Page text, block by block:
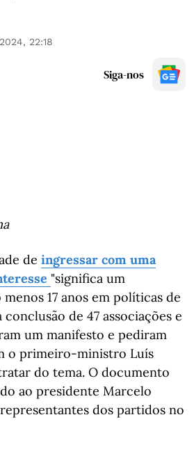
22:18
Siga-nos
de ingressar com uma
"significa um
17 anos em políticas de
conclusão de 47 associações e
um manifesto e pediram
o primeiro-ministro Luís
do tema. O documento
ao presidente Marcelo
dos partidos no